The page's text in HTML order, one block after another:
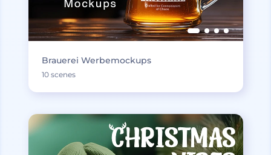
Brauerei Werbemockups
10 scenes